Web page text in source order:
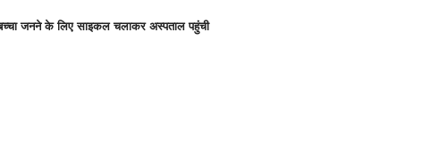
जनने के लिए साइकल चलाकर अस्पताल पहुंची